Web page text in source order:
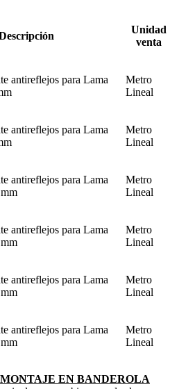
Unidad
venta
antireflejos para Lama
Metro
Lineal
antireflejos para Lama
Metro
Lineal
antireflejos para Lama
Metro
Lineal
antireflejos para Lama
Metro
Lineal
antireflejos para Lama
Metro
Lineal
antireflejos para Lama
Metro
Lineal
EN BANDEROLA